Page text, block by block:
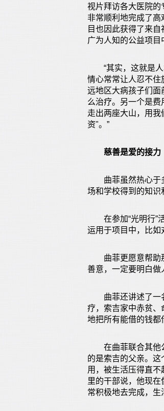
视片拜访各大医院的
非常顺利地完成了高
目也因此获得了来
广为人知的公益项目
“其实，这就是人
情心常常让人忍不住
远地区大病孩子们面
么治疗。另一个是费
走出两座大山，用
资"。”
慈善是爱的接力
曲菲虽然热心于多
场和学校得到的知识
在参加“光明行”活
运用于项目中，比如
曲菲更愿意帮助那
善意，一定要明白做
曲菲还讲述了一名
疗，索吉家中赤贫、
地把所有能借的钱都
在曲菲联合其他公
的是索吉的父亲。
用，被生活压得直
里的干部说，他现
常积极地去完成，生